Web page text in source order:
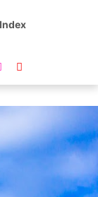
Index